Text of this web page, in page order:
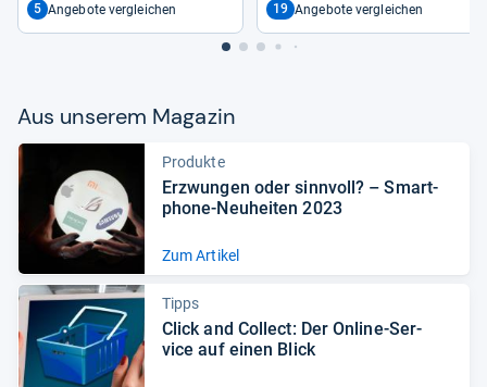
5 Angebote vergleichen 19 Angebote vergleichen
Aus unse­rem Maga­zin
Produkte
Erzwun­gen oder sinn­voll? – Smart­
phone-​Neu­hei­ten 2023
Zum Artikel
Tipps
Click and Col­lect: Der Online-​Ser­
vice auf einen Blick